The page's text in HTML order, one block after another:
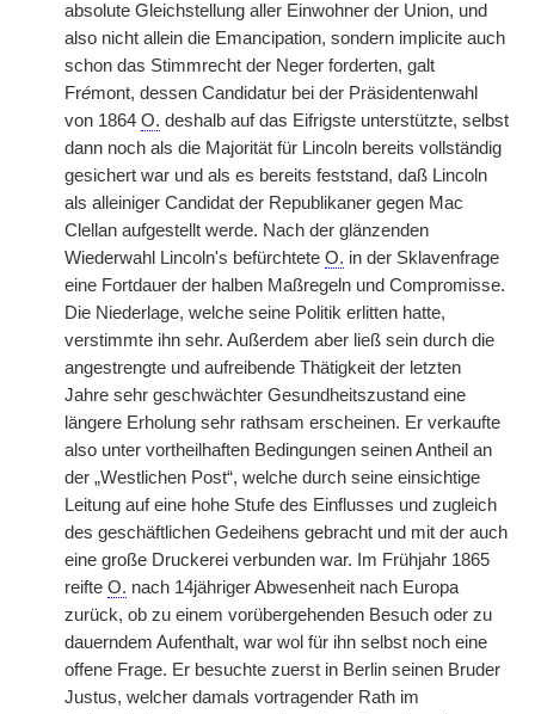
absolute Gleichstellung aller Einwohner der Union, und
also nicht allein die Emancipation, sondern implicite auch
schon das Stimmrecht der Neger forderten, galt
Frémont, dessen Candidatur bei der Präsidentenwahl
von 1864 O. deshalb auf das Eifrigste unterstützte, selbst
dann noch als die Majorität für Lincoln bereits vollständig
gesichert war und als es bereits feststand, daß Lincoln
als alleiniger Candidat der Republikaner gegen Mac
Clellan aufgestellt werde. Nach der glänzenden
Wiederwahl Lincoln's befürchtete O. in der Sklavenfrage
eine Fortdauer der halben Maßregeln und Compromisse.
Die Niederlage, welche seine Politik erlitten hatte,
verstimmte ihn sehr. Außerdem aber ließ sein durch die
angestrengte und aufreibende Thätigkeit der letzten
Jahre sehr geschwächter Gesundheitszustand eine
längere Erholung sehr rathsam erscheinen. Er verkaufte
also unter vortheilhaften Bedingungen seinen Antheil an
der „Westlichen Post“, welche durch seine einsichtige
Leitung auf eine hohe Stufe des Einflusses und zugleich
des geschäftlichen Gedeihens gebracht und mit der auch
eine große Druckerei verbunden war. Im Frühjahr 1865
reifte O. nach 14jähriger Abwesenheit nach Europa
zurück, ob zu einem vorübergehenden Besuch oder zu
dauerndem Aufenthalt, war wol für ihn selbst noch eine
offene Frage. Er besuchte zuerst in Berlin seinen Bruder
Justus, welcher damals vortragender Rath im